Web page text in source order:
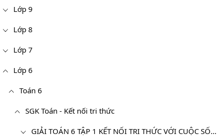
Lớp 9
Lớp 8
Lớp 7
Lớp 6
Toán 6
SGK Toán - Kết nối tri thức
GIẢI TOÁN 6 TẬP 1 KẾT NỐI TRI THỨC VỚI CUỘC SỐNG